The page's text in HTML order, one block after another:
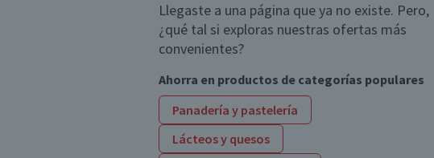
Llegaste a una página que ya no existe. Pero,
¿qué tal si exploras nuestras ofertas más
convenientes?
Ahorra en productos de categorías populares
Panadería y pastelería
Lácteos y quesos